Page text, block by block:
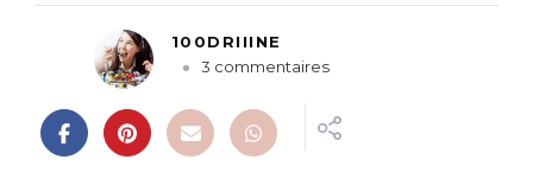
100DRIIINE
3 commentairess
r
1